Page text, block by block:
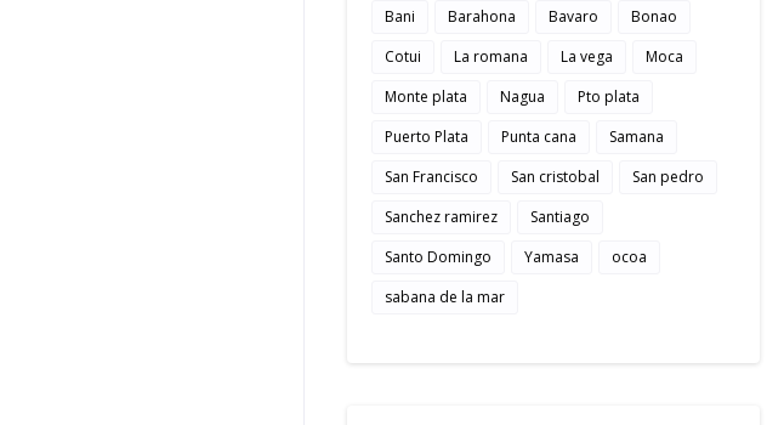
Bani Barahona Bavaro
Bonao
Cotui
La romana La vega
Moca
Monte plata
Nagua
Pto plata
Puerto Plata
Punta cana
Samana
San Francisco
San cristobal
San pedro
Sanchez ramirez
Santiago
Santo Domingo
Yamasa
ocoa
sabana de la mar